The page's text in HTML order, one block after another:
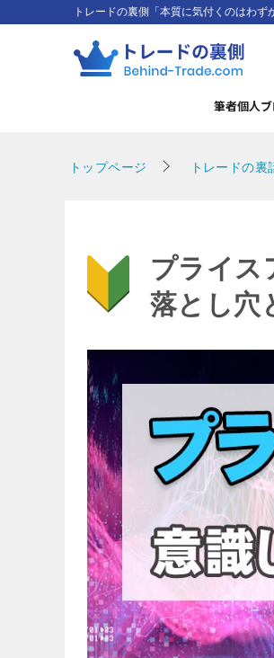
トレードの裏側「本質に気付くのはわず
筆者個人
トップページ トレードの裏
プライス
落とし穴